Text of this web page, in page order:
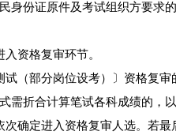
身份证原件及考试组织方要求
资格复审环节。
试（部分岗位设考）〕资格复
需折合计算笔试各科成绩的，
确定进入资格复审人选。若